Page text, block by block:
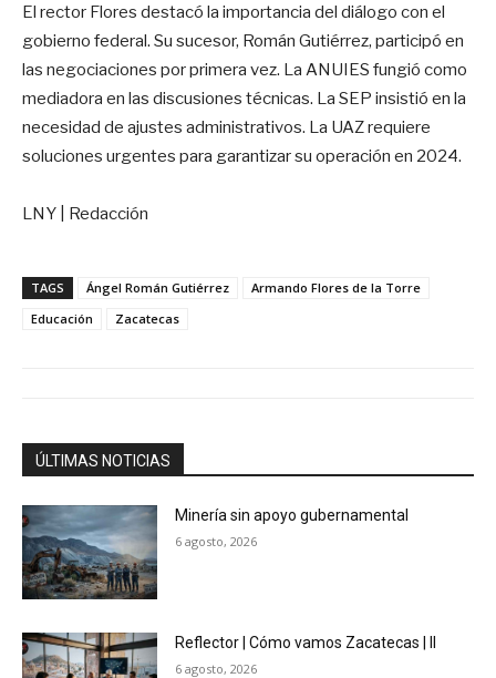
El rector Flores destacó la importancia del diálogo con el
gobierno federal. Su sucesor, Román Gutiérrez, participó en
las negociaciones por primera vez. La ANUIES fungió como
mediadora en las discusiones técnicas. La SEP insistió en la
necesidad de ajustes administrativos. La UAZ requiere
soluciones urgentes para garantizar su operación en 2024.
LNY | Redacción
TAGS Ángel Román Gutiérrez
Armando Flores de la Torre
Educación
Zacatecas
ÚLTIMAS NOTICIAS
Minería sin apoyo gubernamental
6 agosto, 2026
Reflector | Cómo vamos Zacatecas | II
6 agosto, 2026